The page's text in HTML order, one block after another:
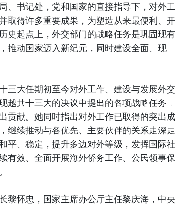
、书记处，党和国家的直接指导下，对外工
取得许多重要成果，为塑造从来最便利、开
史起点上，外交部门的战略任务是巩固现有
推动国家迈入新纪元，同时建设全面、现
三大任期初至今对外工作、建设与发展外交
越共十三大的决议中提出的各项战略任务，
贡献。她同时指出对外工作已取得的突出成
继续推动与各优先、主要伙伴的关系走深走
平、稳定，提升多边对外等级，发挥国际社
有效、全面开展海外侨务工作、公民领事保
黎怀忠，国家主席办公厅主任黎庆海，中央